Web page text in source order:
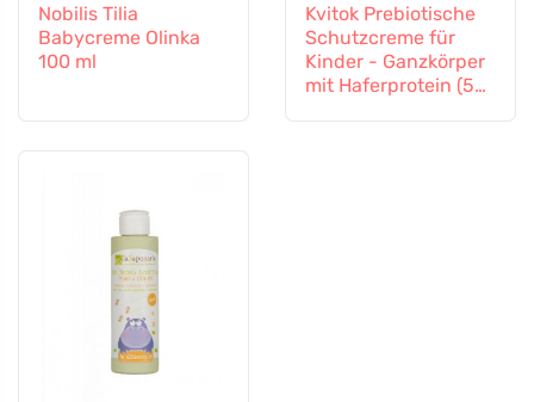
Nobilis Tilia
Babycreme Olinka
100 ml
Kvitok Prebiotische
Schutzcreme für
Kinder - Ganzkörper
mit Haferprotein (50